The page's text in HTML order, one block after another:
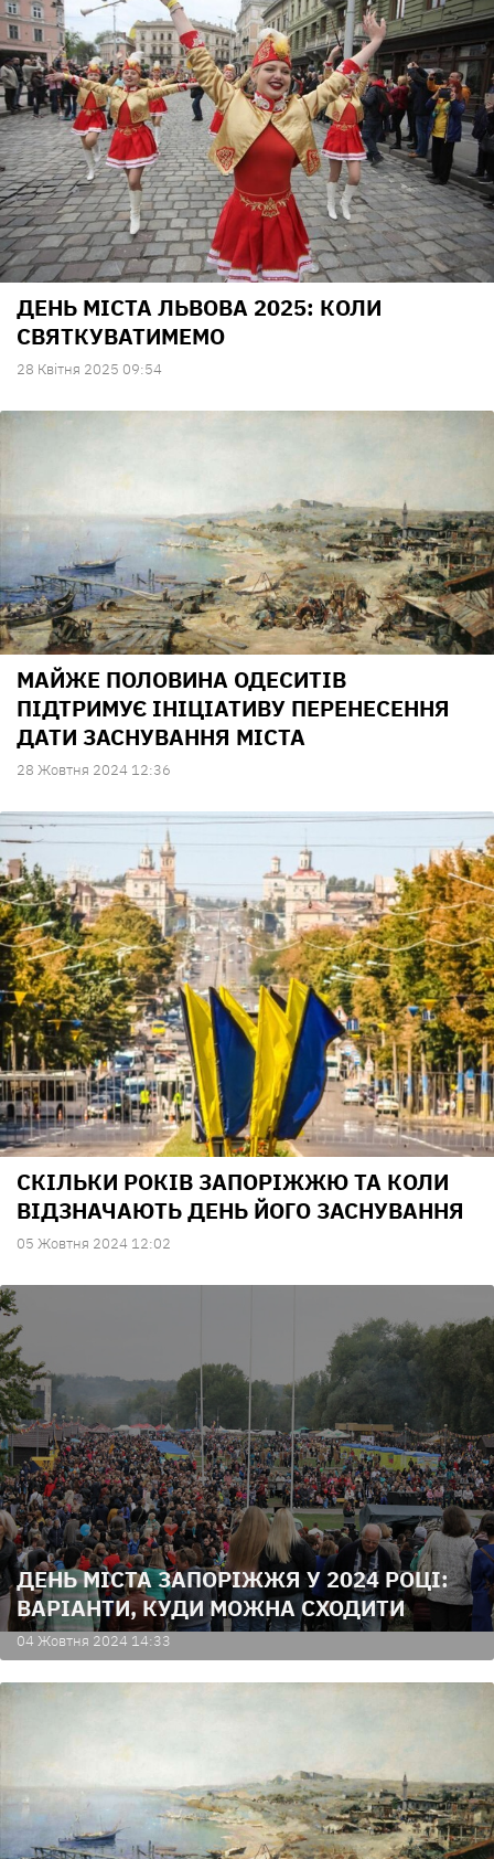
ДЕНЬ МІСТА ЛЬВОВА 2025: КОЛИ
СВЯТКУВАТИМЕМО
28 Квiтня 2025 09:54
МАЙЖЕ ПОЛОВИНА ОДЕСИТІВ
ПІДТРИМУЄ ІНІЦІАТИВУ ПЕРЕНЕСЕННЯ
ДАТИ ЗАСНУВАННЯ МІСТА
28 Жовтня 2024 12:36
СКІЛЬКИ РОКІВ ЗАПОРІЖЖЮ ТА КОЛИ
ВІДЗНАЧАЮТЬ ДЕНЬ ЙОГО ЗАСНУВАННЯ
05 Жовтня 2024 12:02
ДЕНЬ МІСТА ЗАПОРІЖЖЯ У 2024 РОЦІ:
ВАРІАНТИ, КУДИ МОЖНА СХОДИТИ
04 Жовтня 2024 14:33